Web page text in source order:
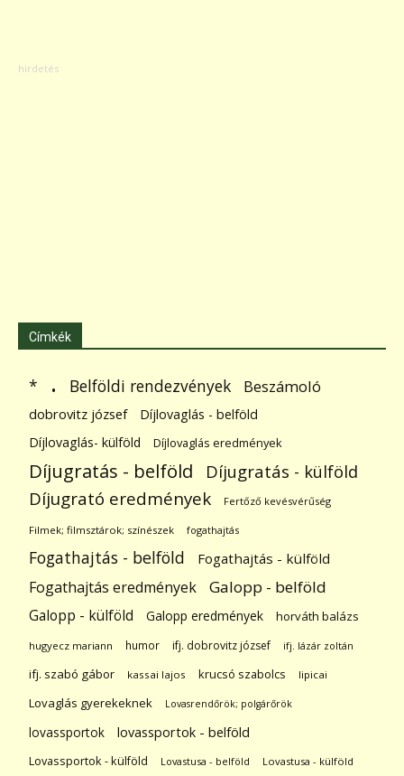
Címkék
* . Belföldi rendezvények Beszámoló
dobrovitz józsef
Díjlovaglás - belföld
Díjlovaglás- külföld
Díjlovaglás eredmények
Díjugratás - belföld Díjugratás - külföld
Díjugrató eredmények Fertőző kevésvérűség
Filmek; filmsztárok; színészek fogathajtás
Fogathajtás - belföld Fogathajtás - külföld
Fogathajtás eredmények Galopp - belföld
Galopp - külföld Galopp eredmények horváth balázs
hugyecz mariann humor ifj. dobrovitz józsef ifj. lázár zoltán
ifj. szabó gábor kassai lajos krucsó szabolcs lipicai
Lovaglás gyerekeknek Lovasrendőrök; polgárőrök
lovassportok lovassportok - belföld
Lovassportok - külföld Lovastusa - belföld Lovastusa - külföld